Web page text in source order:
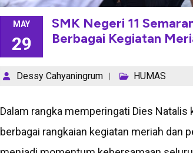
MAY
29
SMK Negeri 11
Berbagai Kegiatan
Dessy Cahyaningrum HUMAS
Dalam rangka memperingati Dies
berbagai rangkaian kegiatan meriah dan